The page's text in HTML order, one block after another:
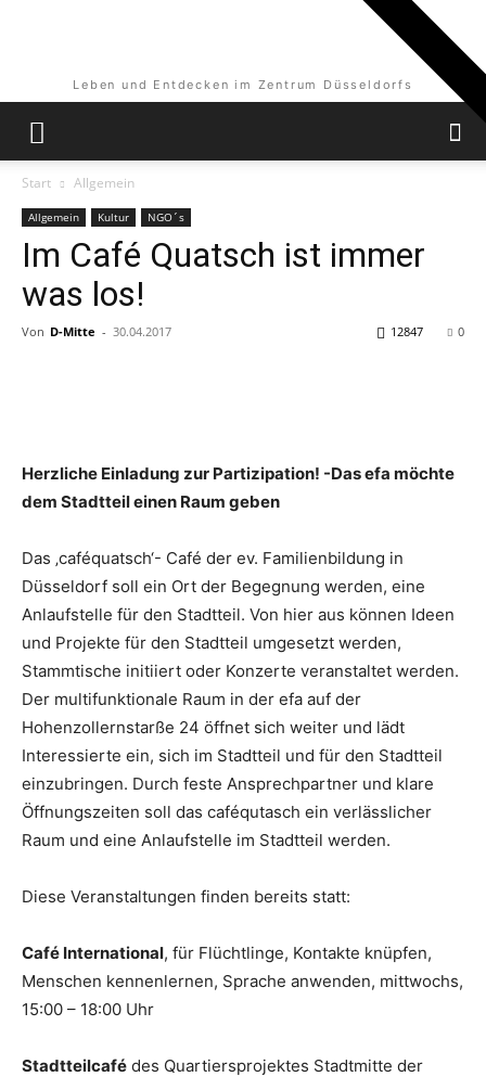
Leben und Entdecken im Zentrum Düsseldorfs
Start Allgemein
Allgemein Kultur NGO´s
Im Café Quatsch ist immer
was los!
Von D-Mitte - 30.04.2017 0
12847
Herzliche Einladung zur Partizipation! -Das efa möchte
dem Stadtteil einen Raum geben
Das ‚caféquatsch‘- Café der ev. Familienbildung in
Düsseldorf soll ein Ort der Begegnung werden, eine
Anlaufstelle für den Stadtteil. Von hier aus können Ideen
und Projekte für den Stadtteil umgesetzt werden,
Stammtische initiiert oder Konzerte veranstaltet werden.
Der multifunktionale Raum in der efa auf der
Hohenzollernstarße 24 öffnet sich weiter und lädt
Interessierte ein, sich im Stadtteil und für den Stadtteil
einzubringen. Durch feste Ansprechpartner und klare
Öffnungszeiten soll das caféqutasch ein verlässlicher
Raum und eine Anlaufstelle im Stadtteil werden.
Diese Veranstaltungen finden bereits statt:
Café International, für Flüchtlinge, Kontakte knüpfen,
Menschen kennenlernen, Sprache anwenden, mittwochs,
15:00 – 18:00 Uhr
Stadtteilcafé des Quartiersprojektes Stadtmitte der